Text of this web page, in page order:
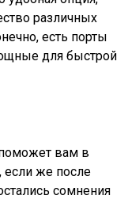
различных
есть порты
для быстрой
вам в
если же после
сомнения